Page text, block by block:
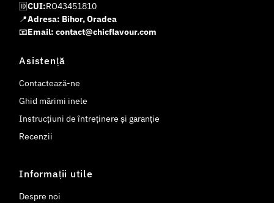
🆔CUI:RO43451810
📍Adresa: Bihor, Oradea
📧Email: contact@chicflavour.com
Asistență
Contactează-ne
Ghid mărimi inele
Instrucțiuni de întreținere și garanție
Recenzii
Informații utile
Despre noi